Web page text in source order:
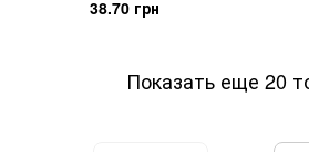
38.70 грн
Показать еще 20